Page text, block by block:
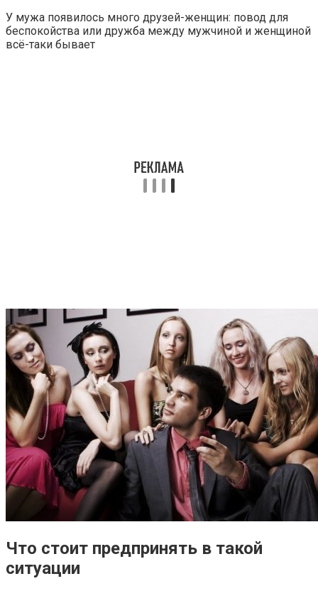
У мужа появилось много друзей-женщин: повод для
беспокойства или дружба между мужчиной и женщиной
всё-таки бывает
Что стоит предпринять в такой
ситуации